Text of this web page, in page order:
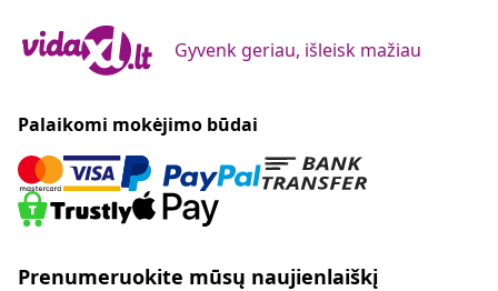
Gyvenk geriau, išleisk mažiau
Palaikomi mokėjimo būdai
Prenumeruokite mūsų naujienlaiškį